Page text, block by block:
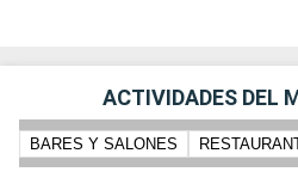
ACTIVIDADES DEL
BARES Y SALONES